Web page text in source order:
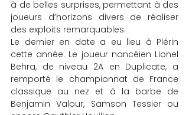
à de belles surprises, permettant à des
joueurs d’horizons divers de réaliser
des exploits remarquables.
Le dernier en date a eu lieu à Plérin
cette année. Le joueur nancéien Lionel
Behra, de niveau 2A en Duplicate, a
remporté le championnat de France
classique au nez et à la barbe de
Benjamin Valour, Samson Tessier ou